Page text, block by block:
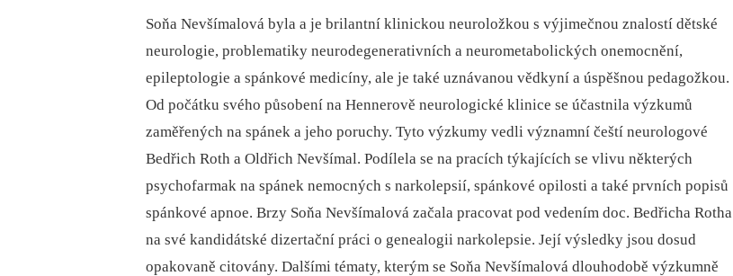
Soňa Nevšímalová byla a je brilantní klinickou neuroložkou s výjimečnou znalostí dětské
neurologie, problematiky neurodegenerativních a neurometabolických onemocnění,
epileptologie a spánkové medicíny, ale je také uznávanou vědkyní a úspěšnou pedagožkou.
Od počátku svého působení na Hennerově neurologické klinice se účastnila výzkumů
zaměřených na spánek a jeho poruchy. Tyto výzkumy vedli významní čeští neurologové
Bedřich Roth a Oldřich Nevšímal. Podílela se na pracích týkajících se vlivu ně­kte­rých
psychofarmak na spánek nemocných s narkolepsií, spánkové opilosti a také prvních popisů
spánkové apnoe. Brzy Soňa Nevšímalová začala pracovat pod vedením doc. Bedřicha Rotha
na své kandidátské dizertační práci o genealogii narkolepsie. Její výsledky jsou dosud
opakovaně citovány. Dalšími tématy, kterým se Soňa Nevšímalová dlouhodobě výzkumně